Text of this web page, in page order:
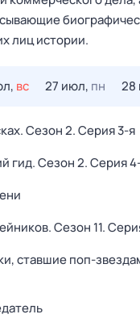
лиц истории.
вс 27 июл, пн 28
. Сезон 2. Серия 3-я
гид. Сезон 2. Серия
. Сезон 11.
ставшие поп-